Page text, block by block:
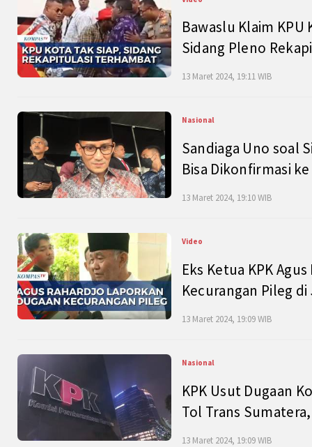
Bawaslu Klaim
Sidang Pleno
13 Maret 2024, 19:11 WIB
Nasional
Sandiaga Uno soal
Bisa Dikonfirmasi
13 Maret 2024, 19:10 WIB
Video
Eks Ketua KPK
Kecurangan Pileg
13 Maret 2024, 19:09 WIB
Nasional
KPK Usut Dugaan
Tol Trans
13 Maret 2024, 19:09 WIB